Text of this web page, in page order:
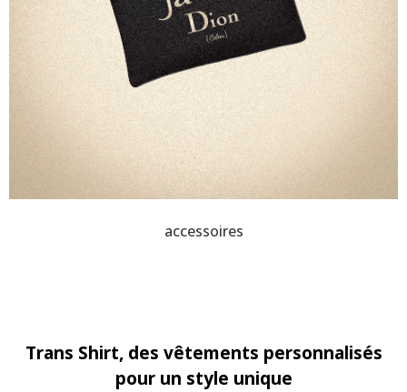
accessoires
Trans Shirt, des vêtements personnalisés
pour un style unique